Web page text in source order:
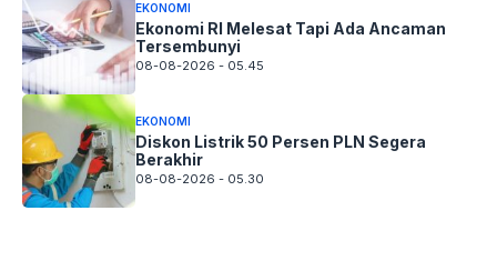
EKONOMI
Ekonomi RI Melesat Tapi Ada Ancaman
Tersembunyi
08-08-2026 - 05.45
EKONOMI
Diskon Listrik 50 Persen PLN Segera
Berakhir
08-08-2026 - 05.30